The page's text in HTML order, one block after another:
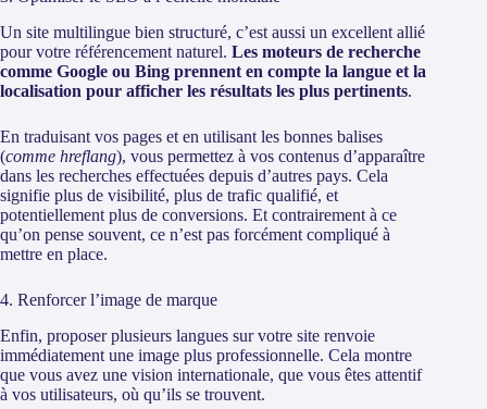
Un site multilingue bien structuré, c’est aussi un excellent allié
pour votre référencement naturel. Les moteurs de recherche
comme Google ou Bing prennent en compte la langue et la
localisation pour afficher les résultats les plus pertinents.
En traduisant vos pages et en utilisant les bonnes balises
(comme hreflang), vous permettez à vos contenus d’apparaître
dans les recherches effectuées depuis d’autres pays. Cela
signifie plus de visibilité, plus de trafic qualifié, et
potentiellement plus de conversions. Et contrairement à ce
qu’on pense souvent, ce n’est pas forcément compliqué à
mettre en place.
4. Renforcer l’image de marque
Enfin, proposer plusieurs langues sur votre site renvoie
immédiatement une image plus professionnelle. Cela montre
que vous avez une vision internationale, que vous êtes attentif
à vos utilisateurs, où qu’ils se trouvent.